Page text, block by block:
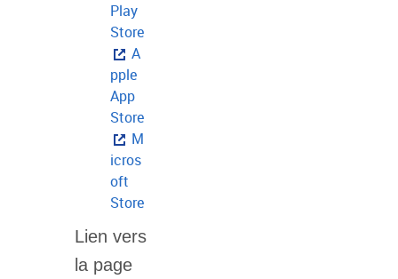
Play
Store
A
pple
App
Store
M
icros
oft
Store